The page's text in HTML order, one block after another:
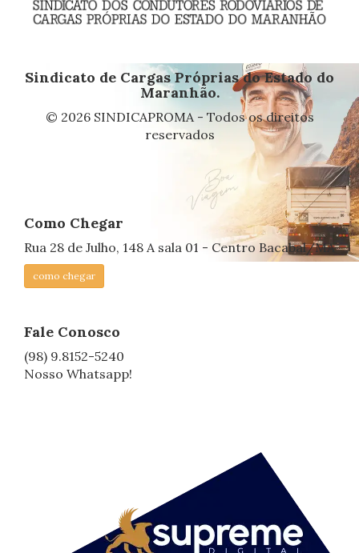
Sindicato de Cargas Próprias do Estado do
Maranhão.
© 2026 SINDICAPROMA - Todos os direitos
reservados
Como Chegar
Rua 28 de Julho, 148 A sala 01 - Centro Bacabal/MA
como chegar
Fale Conosco
(98) 9.8152-5240
Nosso Whatsapp!